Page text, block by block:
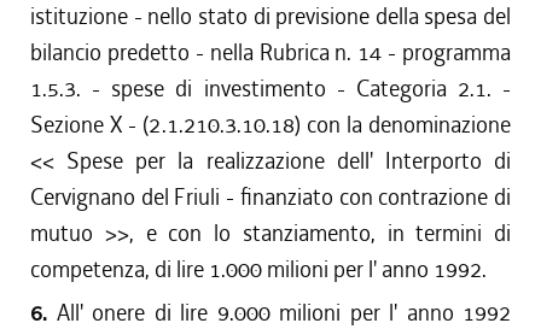
istituzione - nello stato di previsione della spesa del
bilancio predetto - nella Rubrica n. 14 - programma
1.5.3. - spese di investimento - Categoria 2.1. -
Sezione X - (2.1.210.3.10.18) con la denominazione
<< Spese per la realizzazione dell' Interporto di
Cervignano del Friuli - finanziato con contrazione di
mutuo >>, e con lo stanziamento, in termini di
competenza, di lire 1.000 milioni per l' anno 1992.
6. All' onere di lire 9.000 milioni per l' anno 1992